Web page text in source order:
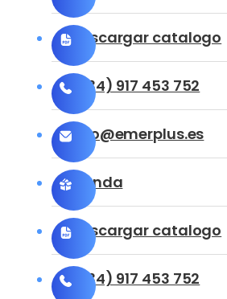
Descargar catalogo
(+34) 917 453 752
info@emerplus.es
Tienda
Descargar catalogo
(+34) 917 453 752